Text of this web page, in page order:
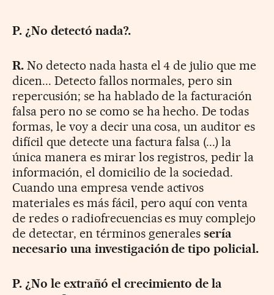
P. ¿No detectó nada?.
R.No detecto nada hasta el 4 de julio que me
dicen... Detecto fallos normales, pero sin
repercusión; se ha hablado de la facturación
falsa pero no se como se ha hecho. De todas
formas, le voy a decir una cosa, un auditor es
difícil que detecte una factura falsa (...) la
única manera es mirar los registros, pedir la
información, el domicilio de la sociedad.
Cuando una empresa vende activos
materiales es más fácil, pero aquí con venta
de redes o radiofrecuencias es muy complejo
de detectar, en términos generalessería
necesario una investigación de tipo policial.
P. ¿No le extrañó el crecimiento de la